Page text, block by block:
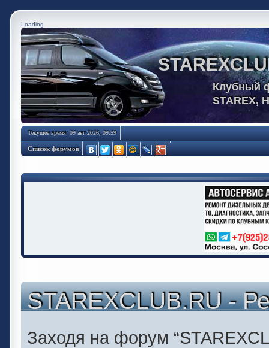
Loading
Клубный
STAREX,
Текущее время: 09 авг 2026, 09:59
Список форумов
STAREXCLUB.RU -
Заходя на форум